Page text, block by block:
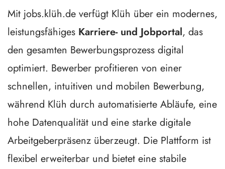
Mit jobs.klüh.de verfügt Klüh über ein modernes,
leistungsfähiges Karriere- und Jobportal, das
den gesamten Bewerbungsprozess digital
optimiert. Bewerber profitieren von einer
schnellen, intuitiven und mobilen Bewerbung,
während Klüh durch automatisierte Abläufe, eine
hohe Datenqualität und eine starke digitale
Arbeitgeberpräsenz überzeugt. Die Plattform ist
flexibel erweiterbar und bietet eine stabile